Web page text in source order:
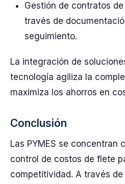
Gestión de contratos
través de
seguimiento.
La integración de
tecnología agiliza la
maximiza los ahorros en
Conclusión
Las PYMES se concentran
control de costos de flete
competitividad. A través